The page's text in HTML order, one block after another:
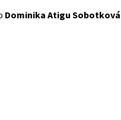
Dominika Atigu Sobotková